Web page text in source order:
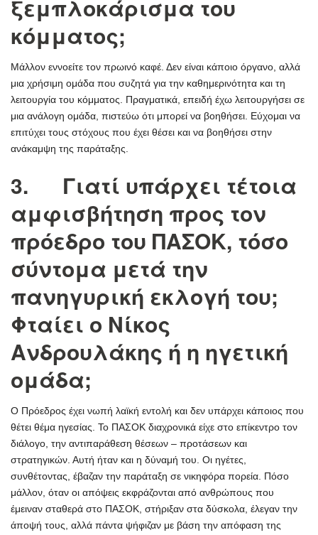
ξεμπλοκάρισμα του
κόμματος;
Μάλλον εννοείτε τον πρωινό καφέ. Δεν είναι κάποιο όργανο, αλλά
μια χρήσιμη ομάδα που συζητά για την καθημερινότητα και τη
λειτουργία του κόμματος. Πραγματικά, επειδή έχω λειτουργήσει σε
μια ανάλογη ομάδα, πιστεύω ότι μπορεί να βοηθήσει. Εύχομαι να
επιτύχει τους στόχους που έχει θέσει και να βοηθήσει στην
ανάκαμψη της παράταξης.
3. Γιατί υπάρχει τέτοια
αμφισβήτηση προς τον
πρόεδρο του ΠΑΣΟΚ, τόσο
σύντομα μετά την
πανηγυρική εκλογή του;
Φταίει ο Νίκος
Ανδρουλάκης ή η ηγετική
ομάδα;
Ο Πρόεδρος έχει νωπή λαϊκή εντολή και δεν υπάρχει κάποιος που
θέτει θέμα ηγεσίας. Το ΠΑΣΟΚ διαχρονικά είχε στο επίκεντρο τον
διάλογο, την αντιπαράθεση θέσεων – προτάσεων και
στρατηγικών. Αυτή ήταν και η δύναμή του. Οι ηγέτες,
συνθέτοντας, έβαζαν την παράταξη σε νικηφόρα πορεία. Πόσο
μάλλον, όταν οι απόψεις εκφράζονται από ανθρώπους που
έμειναν σταθερά στο ΠΑΣΟΚ, στήριξαν στα δύσκολα, έλεγαν την
άποψή τους, αλλά πάντα ψήφιζαν με βάση την απόφαση της